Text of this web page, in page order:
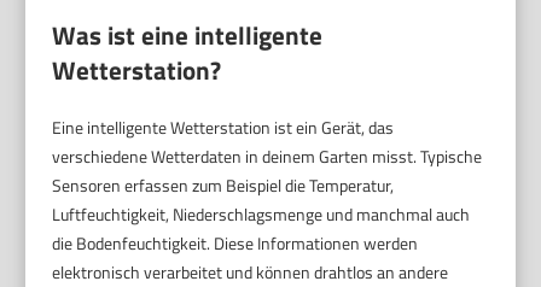
Was ist eine intelligente
Wetterstation?
Eine intelligente Wetterstation ist ein Gerät, das
verschiedene Wetterdaten in deinem Garten misst. Typische
Sensoren erfassen zum Beispiel die Temperatur,
Luftfeuchtigkeit, Niederschlagsmenge und manchmal auch
die Bodenfeuchtigkeit. Diese Informationen werden
elektronisch verarbeitet und können drahtlos an andere